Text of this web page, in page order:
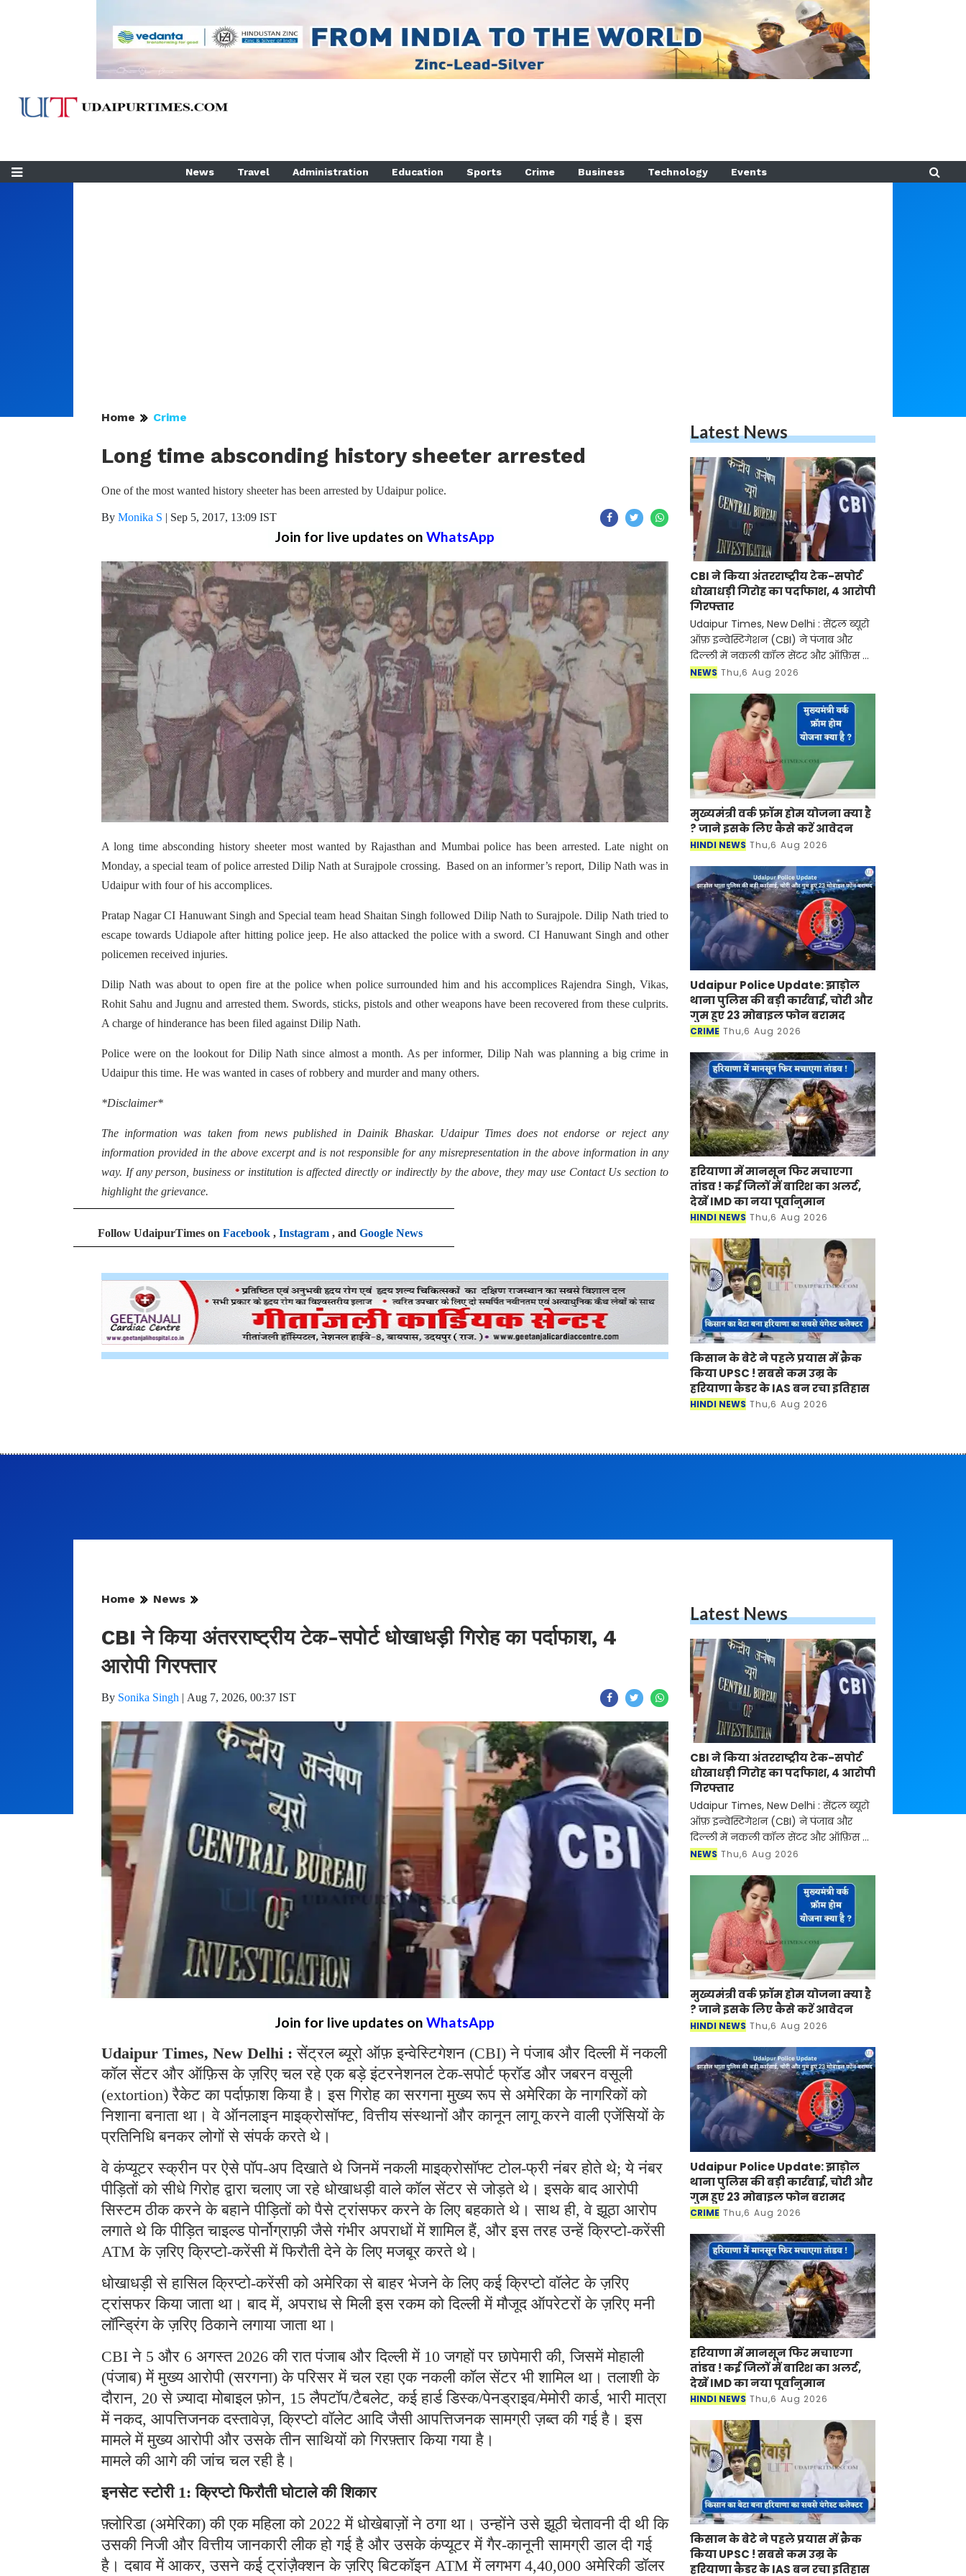
News Travel Administration Education Sports Crime Business Technology Events
Home Crime
Long time absconding history sheeter arrested
One of the most wanted history sheeter has been arrested by Udaipur police.
By Monika S | Sep 5, 2017, 13:09 IST
Join for live updates on WhatsApp
A long time absconding history sheeter most wanted by Rajasthan and Mumbai police has been arrested. Late night on
Monday, a special team of police arrested Dilip Nath at Surajpole crossing. Based on an informer’s report, Dilip Nath was in
Udaipur with four of his accomplices.
Pratap Nagar CI Hanuwant Singh and Special team head Shaitan Singh followed Dilip Nath to Surajpole. Dilip Nath tried to
escape towards Udiapole after hitting police jeep. He also attacked the police with a sword. CI Hanuwant Singh and other
policemen received injuries.
Dilip Nath was about to open fire at the police when police surrounded him and his accomplices Rajendra Singh, Vikas,
Rohit Sahu and Jugnu and arrested them. Swords, sticks, pistols and other weapons have been recovered from these culprits.
A charge of hinderance has been filed against Dilip Nath.
Police were on the lookout for Dilip Nath since almost a month. As per informer, Dilip Nah was planning a big crime in
Udaipur this time. He was wanted in cases of robbery and murder and many others.
*Disclaimer*
The information was taken from news published in Dainik Bhaskar. Udaipur Times does not endorse or reject any
information provided in the above excerpt and is not responsible for any misrepresentation in the above information in any
way. If any person, business or institution is affected directly or indirectly by the above, they may use Contact Us section to
highlight the grievance.
Follow UdaipurTimes on Facebook , Instagram , and Google News
Latest News
CBI ने किया अंतरराष्ट्रीय टेक-सपोर्ट
धोखाधड़ी गिरोह का पर्दाफाश, 4 आरोपी
गिरफ्तार
Udaipur Times, New Delhi : सेंट्रल ब्यूरो
ऑफ़ इन्वेस्टिगेशन (CBI) ने पंजाब और
दिल्ली में नकली कॉल सेंटर और ऑफ़िस के
ज़रिए चल रहे एक बड़े इंटरनेशनल टेक-
NEWS Thu,6 Aug 2026
मुख्यमंत्री वर्क फ्रॉम होम योजना क्या है
? जाने इसके लिए कैसे करें आवेदन
HINDI NEWS Thu,6 Aug 2026
Udaipur Police Update: झाड़ोल
थाना पुलिस की बड़ी कार्रवाई, चोरी और
गुम हुए 23 मोबाइल फोन बरामद
CRIME Thu,6 Aug 2026
हरियाणा में मानसून फिर मचाएगा
तांडव ! कई जिलों में बारिश का अलर्ट,
देखें IMD का नया पूर्वानुमान
HINDI NEWS Thu,6 Aug 2026
किसान के बेटे ने पहले प्रयास में क्रैक
किया UPSC ! सबसे कम उम्र के
हरियाणा कैडर के IAS बन रचा इतिहास
HINDI NEWS Thu,6 Aug 2026
Home News
CBI ने किया अंतरराष्ट्रीय टेक-सपोर्ट धोखाधड़ी गिरोह का पर्दाफाश, 4
आरोपी गिरफ्तार
By Sonika Singh | Aug 7, 2026, 00:37 IST
Join for live updates on WhatsApp
Udaipur Times, New Delhi :सेंट्रल ब्यूरो ऑफ़ इन्वेस्टिगेशन (CBI) ने पंजाब और दिल्ली में नकली
कॉल सेंटर और ऑफ़िस के ज़रिए चल रहे एक बड़े इंटरनेशनल टेक-सपोर्ट फ्रॉड और जबरन वसूली
(extortion) रैकेट का पर्दाफ़ाश किया है। इस गिरोह का सरगना मुख्य रूप से अमेरिका के नागरिकों को
निशाना बनाता था। वे ऑनलाइन माइक्रोसॉफ्ट, वित्तीय संस्थानों और कानून लागू करने वाली एजेंसियों के
प्रतिनिधि बनकर लोगों से संपर्क करते थे।
वे कंप्यूटर स्क्रीन पर ऐसे पॉप-अप दिखाते थे जिनमें नकली माइक्रोसॉफ्ट टोल-फ्री नंबर होते थे; ये नंबर
पीड़ितों को सीधे गिरोह द्वारा चलाए जा रहे धोखाधड़ी वाले कॉल सेंटर से जोड़ते थे। इसके बाद आरोपी
सिस्टम ठीक करने के बहाने पीड़ितों को पैसे ट्रांसफर करने के लिए बहकाते थे। साथ ही, वे झूठा आरोप
लगाते थे कि पीड़ित चाइल्ड पोर्नोग्राफ़ी जैसे गंभीर अपराधों में शामिल हैं, और इस तरह उन्हें क्रिप्टो-करेंसी
ATM के ज़रिए क्रिप्टो-करेंसी में फिरौती देने के लिए मजबूर करते थे।
धोखाधड़ी से हासिल क्रिप्टो-करेंसी को अमेरिका से बाहर भेजने के लिए कई क्रिप्टो वॉलेट के ज़रिए
ट्रांसफर किया जाता था। बाद में, अपराध से मिली इस रकम को दिल्ली में मौजूद ऑपरेटरों के ज़रिए मनी
लॉन्ड्रिंग के ज़रिए ठिकाने लगाया जाता था।
CBI ने 5 और 6 अगस्त 2026 की रात पंजाब और दिल्ली में 10 जगहों पर छापेमारी की, जिसमें मोहाली
(पंजाब) में मुख्य आरोपी (सरगना) के परिसर में चल रहा एक नकली कॉल सेंटर भी शामिल था। तलाशी के
दौरान, 20 से ज़्यादा मोबाइल फ़ोन, 15 लैपटॉप/टैबलेट, कई हार्ड डिस्क/पेनड्राइव/मेमोरी कार्ड, भारी मात्रा
में नकद, आपत्तिजनक दस्तावेज़, क्रिप्टो वॉलेट आदि जैसी आपत्तिजनक सामग्री ज़ब्त की गई है। इस
मामले में मुख्य आरोपी और उसके तीन साथियों को गिरफ़्तार किया गया है।
मामले की आगे की जांच चल रही है।
इनसेट स्टोरी 1: क्रिप्टो फिरौती घोटाले की शिकार
फ़्लोरिडा (अमेरिका) की एक महिला को 2022 में धोखेबाज़ों ने ठगा था। उन्होंने उसे झूठी चेतावनी दी थी कि
उसकी निजी और वित्तीय जानकारी लीक हो गई है और उसके कंप्यूटर में गैर-कानूनी सामग्री डाल दी गई
है। दबाव में आकर, उसने कई ट्रांज़ैक्शन के ज़रिए बिटकॉइन ATM में लगभग 4,40,000 अमेरिकी डॉलर
Latest News
CBI ने किया अंतरराष्ट्रीय टेक-सपोर्ट
धोखाधड़ी गिरोह का पर्दाफाश, 4 आरोपी
गिरफ्तार
Udaipur Times, New Delhi : सेंट्रल ब्यूरो
ऑफ़ इन्वेस्टिगेशन (CBI) ने पंजाब और
दिल्ली में नकली कॉल सेंटर और ऑफ़िस के
ज़रिए चल रहे एक बड़े इंटरनेशनल टेक-
NEWS Thu,6 Aug 2026
मुख्यमंत्री वर्क फ्रॉम होम योजना क्या है
? जाने इसके लिए कैसे करें आवेदन
HINDI NEWS Thu,6 Aug 2026
Udaipur Police Update: झाड़ोल
थाना पुलिस की बड़ी कार्रवाई, चोरी और
गुम हुए 23 मोबाइल फोन बरामद
CRIME Thu,6 Aug 2026
हरियाणा में मानसून फिर मचाएगा
तांडव ! कई जिलों में बारिश का अलर्ट,
देखें IMD का नया पूर्वानुमान
HINDI NEWS Thu,6 Aug 2026
किसान के बेटे ने पहले प्रयास में क्रैक
किया UPSC ! सबसे कम उम्र के
हरियाणा कैडर के IAS बन रचा इतिहास